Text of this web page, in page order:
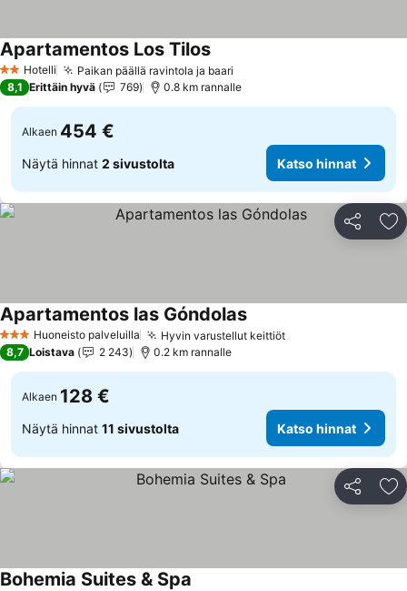
2 Tähtiluokitus
Hotelli Paikan päällä ravintola ja baari
Apartamentos Los Tilos
8,1 Erittäin hyvä 769 0.8 km rannalle
Alkaen 454 €
Näytä hinnat 2 sivustolta Katso hinnat
Jaa
3 Tähtiluokitus
Huoneisto palveluilla Hyvin varustellut keittiöt
Apartamentos las Góndolas
8,7 Loistava 2 243 0.2 km rannalle
Alkaen 128 €
Näytä hinnat 11 sivustolta Katso hinnat
Jaa
Bohemia Suites & Spa